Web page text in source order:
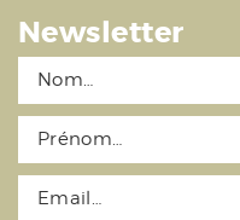
Newsletter